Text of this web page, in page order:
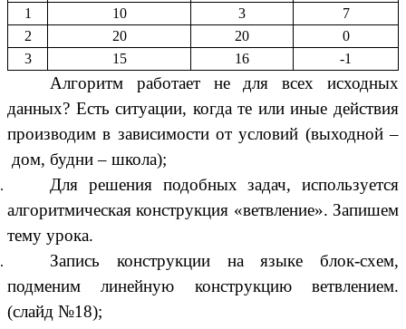
1 10 3
7
2
20 20
0
3
15 16 -1
Алгоритм работает не для всех исходных
данных? Есть ситуации, когда те или иные действия
производим в зависимости от условий (выходной –
дом, будни – школа);
Для решения подобных задач, используется
алгоритмическая конструкция «ветвление». Запишем
тему урока.
Запись конструкции на языке блок-схем,
подменим линейную конструкцию ветвлением.
(слайд №18);